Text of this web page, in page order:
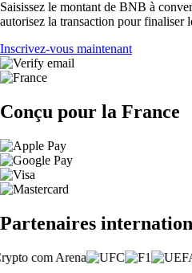
Saisissez le montant de BNB à
autorisez la transaction pour finaliser
Inscrivez-vous maintenant
Conçu pour la France
Partenaires